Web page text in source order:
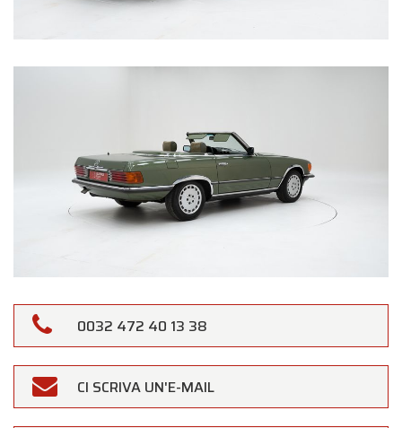
0032 472 40 13 38
CI SCRIVA UN'E-MAIL